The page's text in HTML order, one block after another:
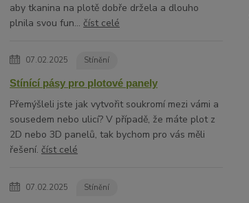
aby tkanina na plotě dobře držela a dlouho
plnila svou fun...číst celé
07.02.2025 Stínění
Stínící pásy pro plotové panely
Přemýšleli jste jak vytvořit soukromí mezi vámi a
sousedem nebo ulicí? V případě, že máte plot z
2D nebo 3D panelů, tak bychom pro vás měli
řešení.číst celé
07.02.2025 Stínění